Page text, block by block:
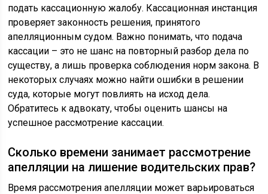
подать кассационную жалобу. Кассационная инстанция
проверяет законность решения, принятого
апелляционным судом. Важно понимать, что подача
кассации – это не шанс на повторный разбор дела по
существу, а лишь проверка соблюдения норм закона. В
некоторых случаях можно найти ошибки в решении
суда, которые могут повлиять на исход дела.
Обратитесь к адвокату, чтобы оценить шансы на
успешное рассмотрение кассации.
Сколько времени занимает рассмотрение
апелляции на лишение водительских прав?
Время рассмотрения апелляции может варьироваться